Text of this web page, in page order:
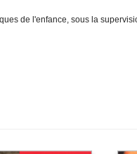
de l'enfance, sous la